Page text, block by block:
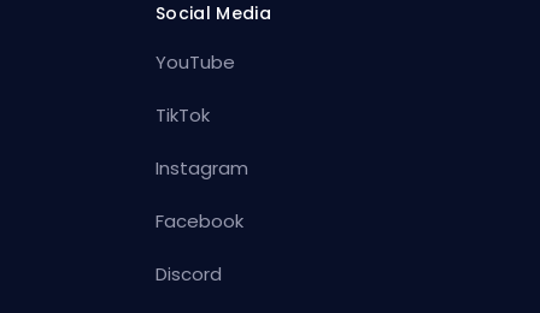
Social Media
YouTube
TikTok
Instagram
Facebook
Discord